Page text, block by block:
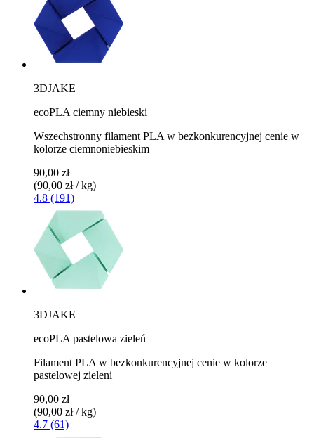
3DJAKE
ecoPLA ciemny niebieski
Wszechstronny filament PLA w bezkonkurencyjnej cenie w
kolorze ciemnoniebieskim
90,00 zł
(90,00 zł / kg)
4.8 (191)
3DJAKE
ecoPLA pastelowa zieleń
Filament PLA w bezkonkurencyjnej cenie w kolorze
pastelowej zieleni
90,00 zł
(90,00 zł / kg)
4.7 (61)